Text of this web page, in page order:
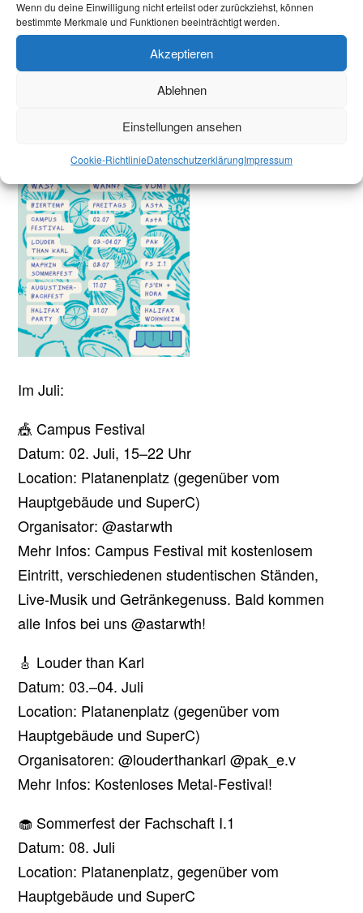
Wenn du deine Einwilligung nicht erteilst oder zurückziehst, können
bestimmte Merkmale und Funktionen beeinträchtigt werden.
Akzeptieren
Ablehnen
Einstellungen ansehen
Cookie-RichtlinieDatenschutzerklärungImpressum
Mehr Infos: Alle Infos findet ihr bald auf
@teamparty_bauing!
Im Juli:
🎪 Campus Festival
Datum: 02. Juli, 15–22 Uhr
Location: Platanenplatz (gegenüber vom
Hauptgebäude und SuperC)
Organisator: @astarwth
Mehr Infos: Campus Festival mit kostenlosem
Eintritt, verschiedenen studentischen Ständen,
Live-Musik und Getränkegenuss. Bald kommen
alle Infos bei uns @astarwth!
🎸 Louder than Karl
Datum: 03.–04. Juli
Location: Platanenplatz (gegenüber vom
Hauptgebäude und SuperC)
Organisatoren: @louderthankarl @pak_e.v
Mehr Infos: Kostenloses Metal-Festival!
🧁 Sommerfest der Fachschaft I.1
Datum: 08. Juli
Location: Platanenplatz, gegenüber vom
Hauptgebäude und SuperC